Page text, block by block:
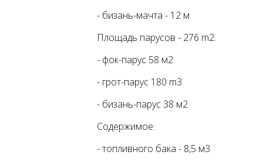
- бизань-мачта - 12 м
Площадь парусов - 276 m2:
- фок-парус 58 м2
- грот-парус 180 m3
- бизань-парус 38 м2
Содержимое:
- топливного бака - 8,5 м3